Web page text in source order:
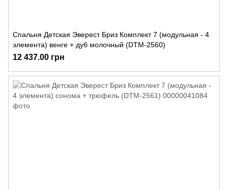
Спальня Детская Эверест Бриз Комплект 7 (модульная - 4
элемента) венге + дуб молочный (DTM-2560)
12 437.00 грн